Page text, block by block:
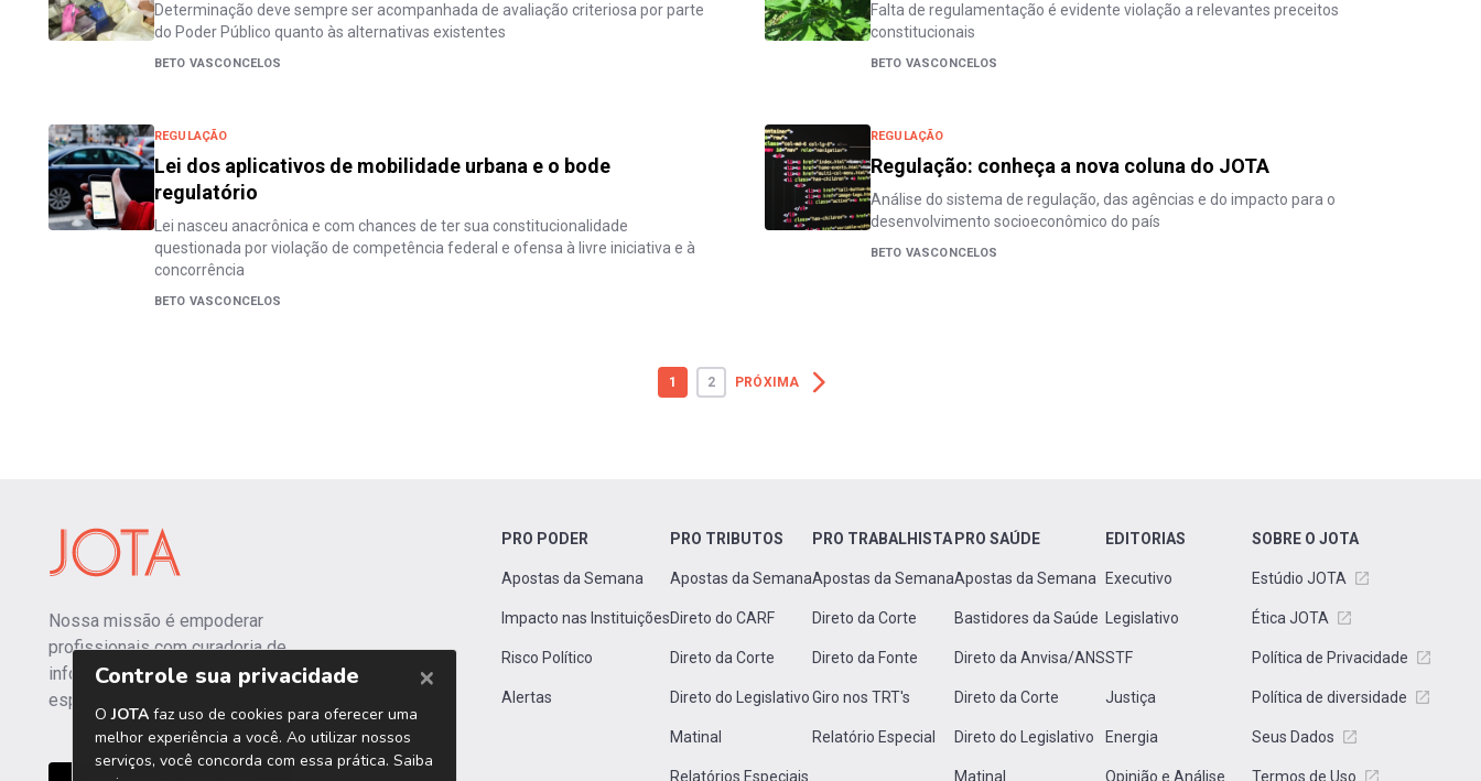
Determinação deve sempre ser acompanhada de avaliação criteriosa por parte
do Poder Público quanto às alternativas existentes
BETO VASCONCELOS
Falta de regulamentação é evidente violação a relevantes preceitos
constitucionais
BETO VASCONCELOS
REGULAÇÃO
Lei dos aplicativos de mobilidade urbana e o bode
regulatório
Lei nasceu anacrônica e com chances de ter sua constitucionalidade
questionada por violação de competência federal e ofensa à livre iniciativa e à
concorrência
BETO VASCONCELOS
REGULAÇÃO
Regulação: conheça a nova coluna do JOTA
Análise do sistema de regulação, das agências e do impacto para o
desenvolvimento socioeconômico do país
BETO VASCONCELOS
1 2 PRÓXIMA
Nossa missão é empoderar
profissionais com curadoria de
informações independentes e
especializadas.
PRO PODER
Apostas da Semana
Impacto nas Instituições
Risco Político
Alertas
PRO TRIBUTOS
Apostas da Semana
Direto do CARF
Direto da Corte
Direto do Legislativo
Matinal
Relatórios Especiais
PRO TRABALHISTA
Apostas da Semana
Direto da Corte
Direto da Fonte
Giro nos TRT's
Relatório Especial
PRO SAÚDE
Apostas da Semana
Bastidores da Saúde
Direto da Anvisa/ANS
Direto da Corte
Direto do Legislativo
Matinal
EDITORIAS
Executivo
Legislativo
STF
Justiça
Energia
Opinião e Análise
SOBRE O JOTA
Estúdio JOTA
Ética JOTA
Política de Privacidade
Política de diversidade
Seus Dados
Termos de Uso